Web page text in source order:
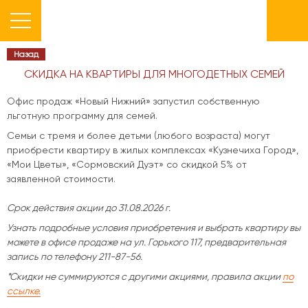
Назад
СКИДКА НА КВАРТИРЫ ДЛЯ МНОГОДЕТНЫХ СЕМЕЙ
Офис продаж «Новый Нижний» запустил собственную
льготную программу для семей.
Семьи с тремя и более детьми (любого возраста) могут
приобрести квартиру в жилых комплексах «Кузнечиха Город»,
«Мои Цветы», «Сормовский Дуэт» со скидкой 5% от
заявленной стоимости.
Срок действия акции до 31.08.2026 г.
Узнать подробные условия приобретения и выбрать квартиру вы
можете в офисе продаже на ул. Горького 117, предварительная
запись по телефону 211-87-56.
*Скидки не суммируются с другими акциями, правила акциипо
ссылке.